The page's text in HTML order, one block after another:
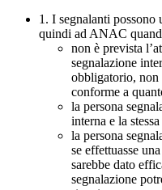
1. I segnalanti possono
quindi ad ANAC
non è prevista
segnalazione
obbligatorio, non
conforme a
la persona
interna e la
la persona
se effettuasse
sarebbe dato
segnalazione